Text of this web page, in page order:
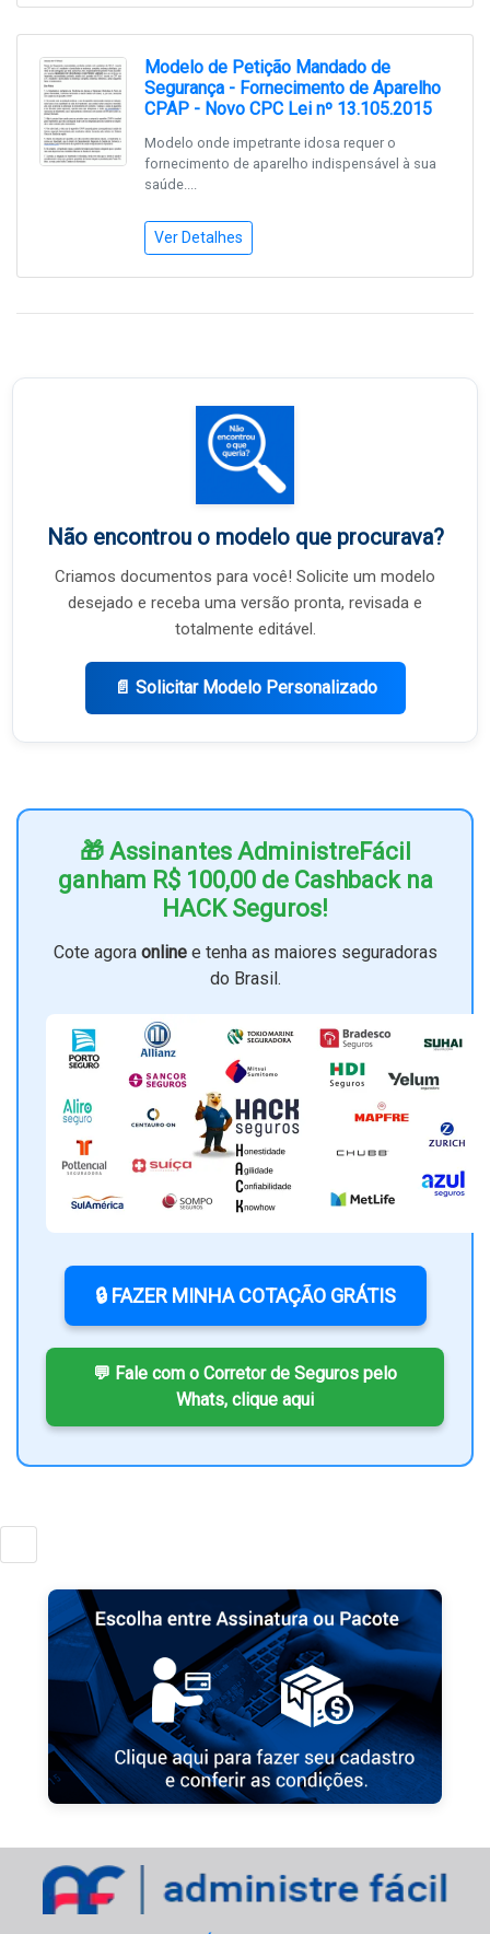
Modelo de Petição Mandado de
Segurança - Fornecimento de Aparelho
CPAP - Novo CPC Lei nº 13.105.2015
Modelo onde impetrante idosa requer o
fornecimento de aparelho indispensável à sua
saúde....
Ver Detalhes
Não encontrou o modelo que procurava?
Criamos documentos para você! Solicite um modelo
desejado e receba uma versão pronta, revisada e
totalmente editável.
📄 Solicitar Modelo Personalizado
🎁 Assinantes AdministreFácil
ganham R$ 100,00 de Cashback na
HACK Seguros!
Cote agora onlinee tenha as maiores seguradoras
do Brasil.
🔒 FAZER MINHA COTAÇÃO GRÁTIS
💬 Fale com o Corretor de Seguros pelo
Whats, clique aqui